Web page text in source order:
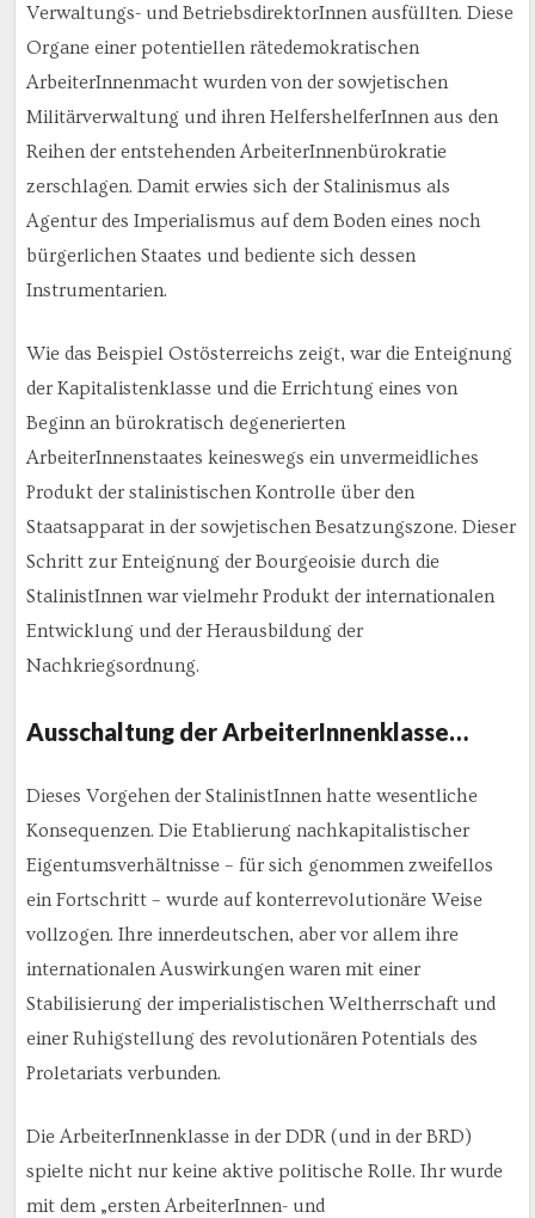
Verwaltungs- und BetriebsdirektorInnen ausfüllten. Diese
Organe einer potentiellen rätedemokratischen
ArbeiterInnenmacht wurden von der sowjetischen
Militärverwaltung und ihren HelfershelferInnen aus den
Reihen der entstehenden ArbeiterInnenbürokratie
zerschlagen. Damit erwies sich der Stalinismus als
Agentur des Imperialismus auf dem Boden eines noch
bürgerlichen Staates und bediente sich dessen
Instrumentarien.
Wie das Beispiel Ostösterreichs zeigt, war die Enteignung
der Kapitalistenklasse und die Errichtung eines von
Beginn an bürokratisch degenerierten
ArbeiterInnenstaates keineswegs ein unvermeidliches
Produkt der stalinistischen Kontrolle über den
Staatsapparat in der sowjetischen Besatzungszone. Dieser
Schritt zur Enteignung der Bourgeoisie durch die
StalinistInnen war vielmehr Produkt der internationalen
Entwicklung und der Herausbildung der
Nachkriegsordnung.
Ausschaltung der ArbeiterInnenklasse…
Dieses Vorgehen der StalinistInnen hatte wesentliche
Konsequenzen. Die Etablierung nachkapitalistischer
Eigentumsverhältnisse – für sich genommen zweifellos
ein Fortschritt – wurde auf konterrevolutionäre Weise
vollzogen. Ihre innerdeutschen, aber vor allem ihre
internationalen Auswirkungen waren mit einer
Stabilisierung der imperialistischen Weltherrschaft und
einer Ruhigstellung des revolutionären Potentials des
Proletariats verbunden.
Die ArbeiterInnenklasse in der DDR (und in der BRD)
spielte nicht nur keine aktive politische Rolle. Ihr wurde
mit dem „ersten ArbeiterInnen- und